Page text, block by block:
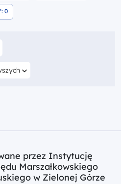
WYNIKI SZUKANIA
0ZNALEZIONE WYNIKI SZUKANIA
według
przez Instytucję
Marszałkowskiego
w Zielonej Górze